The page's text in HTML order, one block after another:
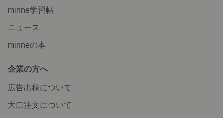
minne学習帖
ニュース
minneの本
企業の方へ
広告出稿について
大口注文について